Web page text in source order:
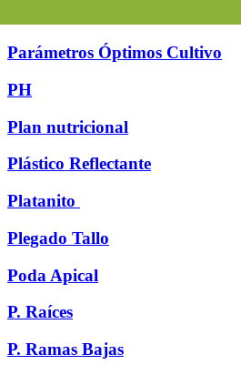
Parámetros Óptimos Cultivo
PH
Plan nutricional
Plástico Reflectante
Platanito
Plegado Tallo
Poda Apical
P. Raíces
P. Ramas Bajas